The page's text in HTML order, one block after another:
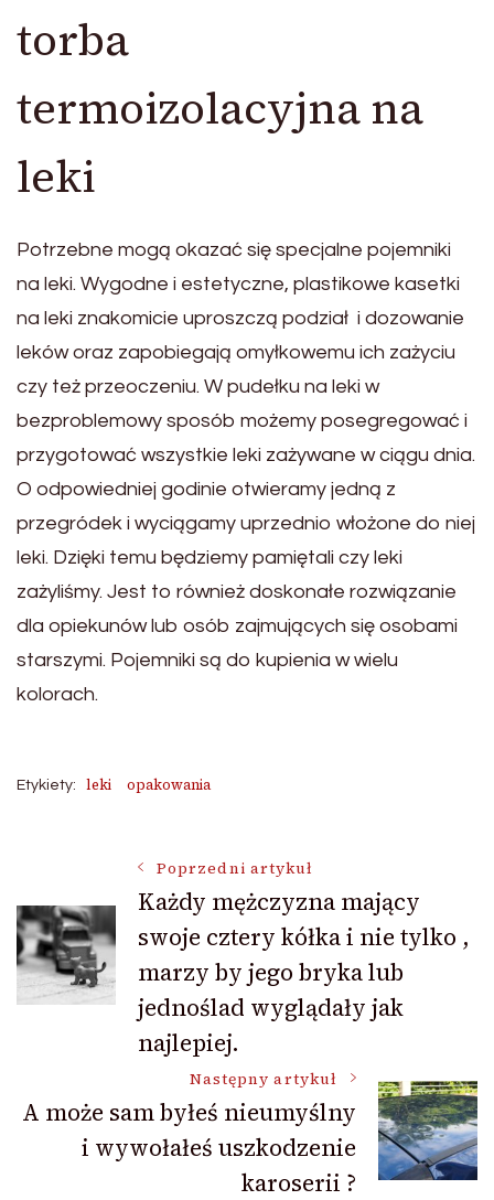
torba
termoizolacyjna na
leki
Potrzebne mogą okazać się specjalne pojemniki
na leki. Wygodne i estetyczne, plastikowe kasetki
na leki znakomicie uproszczą podział i dozowanie
leków oraz zapobiegają omyłkowemu ich zażyciu
czy też przeoczeniu. W pudełku na leki w
bezproblemowy sposób możemy posegregować i
przygotować wszystkie leki zażywane w ciągu dnia.
O odpowiedniej godinie otwieramy jedną z
przegródek i wyciągamy uprzednio włożone do niej
leki. Dzięki temu będziemy pamiętali czy leki
zażyliśmy. Jest to również doskonałe rozwiązanie
dla opiekunów lub osób zajmujących się osobami
starszymi. Pojemniki są do kupienia w wielu
kolorach.
Etykiety: leki opakowania
Nawigacja
wpisu
Poprzedni artykuł
Każdy mężczyzna mający
swoje cztery kółka i nie tylko ,
marzy by jego bryka lub
jednoślad wyglądały jak
najlepiej.
Następny artykuł
A może sam byłeś nieumyślny
i wywołałeś uszkodzenie
karoserii ?